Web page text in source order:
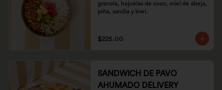
granola, hojuelas de coco, miel de abeja,
piña, sandia y kiwi.
$225.00
SANDWICH DE PAVO
AHUMADO DELIVERY